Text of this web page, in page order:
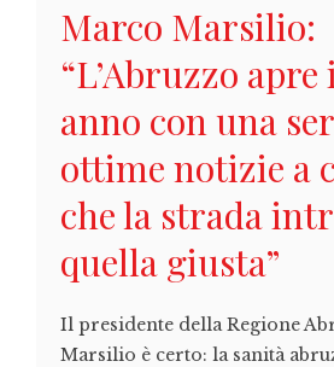
Marco Marsilio:
“L’Abruzzo
anno con una
ottime notizie a
che la strada
quella giusta”
Il presidente della Regione
Marsilio è certo: la sanità